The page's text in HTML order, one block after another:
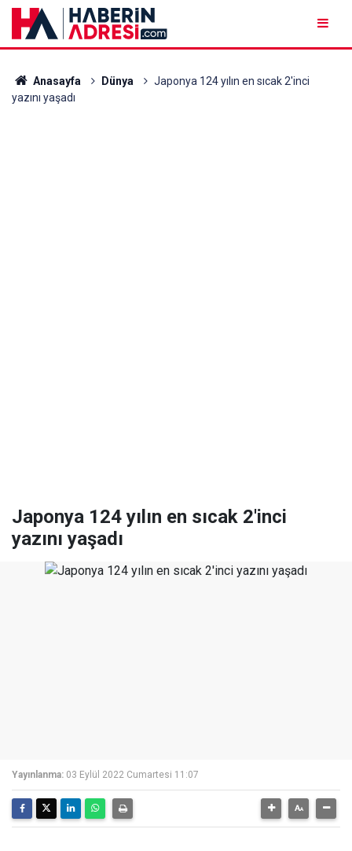
Anasayfa Dünya
Japonya 124 yılın en sıcak 2'inci
yazını yaşadı
Japonya 124 yılın en sıcak 2'inci
yazını yaşadı
Yayınlanma: 03 Eylül 2022 Cumartesi 11:07